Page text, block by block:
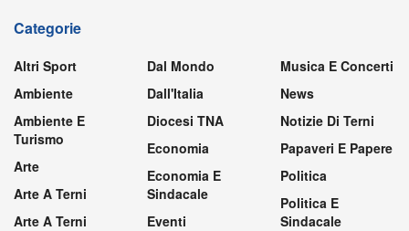
Categorie
Altri Sport
Ambiente
Ambiente E
Turismo
Arte
Arte A Terni
Arte A Terni
Dal Mondo
Dall'Italia
Diocesi TNA
Economia
Economia E
Sindacale
Eventi
Musica E Concerti
News
Notizie Di Terni
Papaveri E Papere
Politica
Politica E
Sindacale